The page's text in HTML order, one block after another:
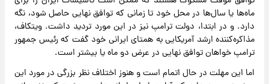
ماه‌ها یا سال‌ها در محل خود تا زمانی که توافق نهایی حاصل شود، نگه
دارد. و در ابتدا، دولت ترامپ نیز در این مورد تردید داشت. ویتکاف،
مذاکره‌کننده ارشد آمریکایی به همتای ایرانی خود گفت که رئیس جمهور
ترامپ خواهان توافق نهایی در عرض دو ماه یا بیشتر است.
اما این مهلت در حال اتمام است و هنوز اختلاف نظر بزرگی در مورد این